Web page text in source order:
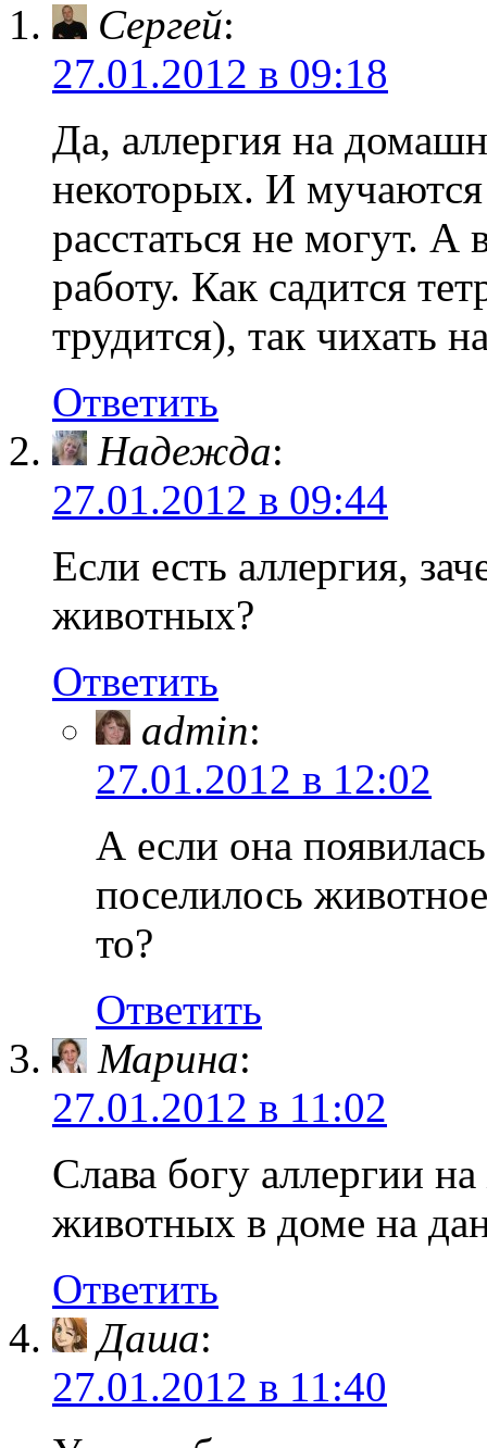
Сергей:
27.01.2012 в 09:18
Да, аллергия на
некоторых. И
расстаться не могут.
работу. Как садится
трудится), так чихать
Ответить
Надежда:
27.01.2012 в 09:44
Если есть аллергия,
животных?
Ответить
admin:
27.01.2012 в 12:02
А если она
поселилось
то?
Ответить
Марина:
27.01.2012 в 11:02
Слава богу аллергии
животных в доме на
Ответить
Даша:
27.01.2012 в 11:40